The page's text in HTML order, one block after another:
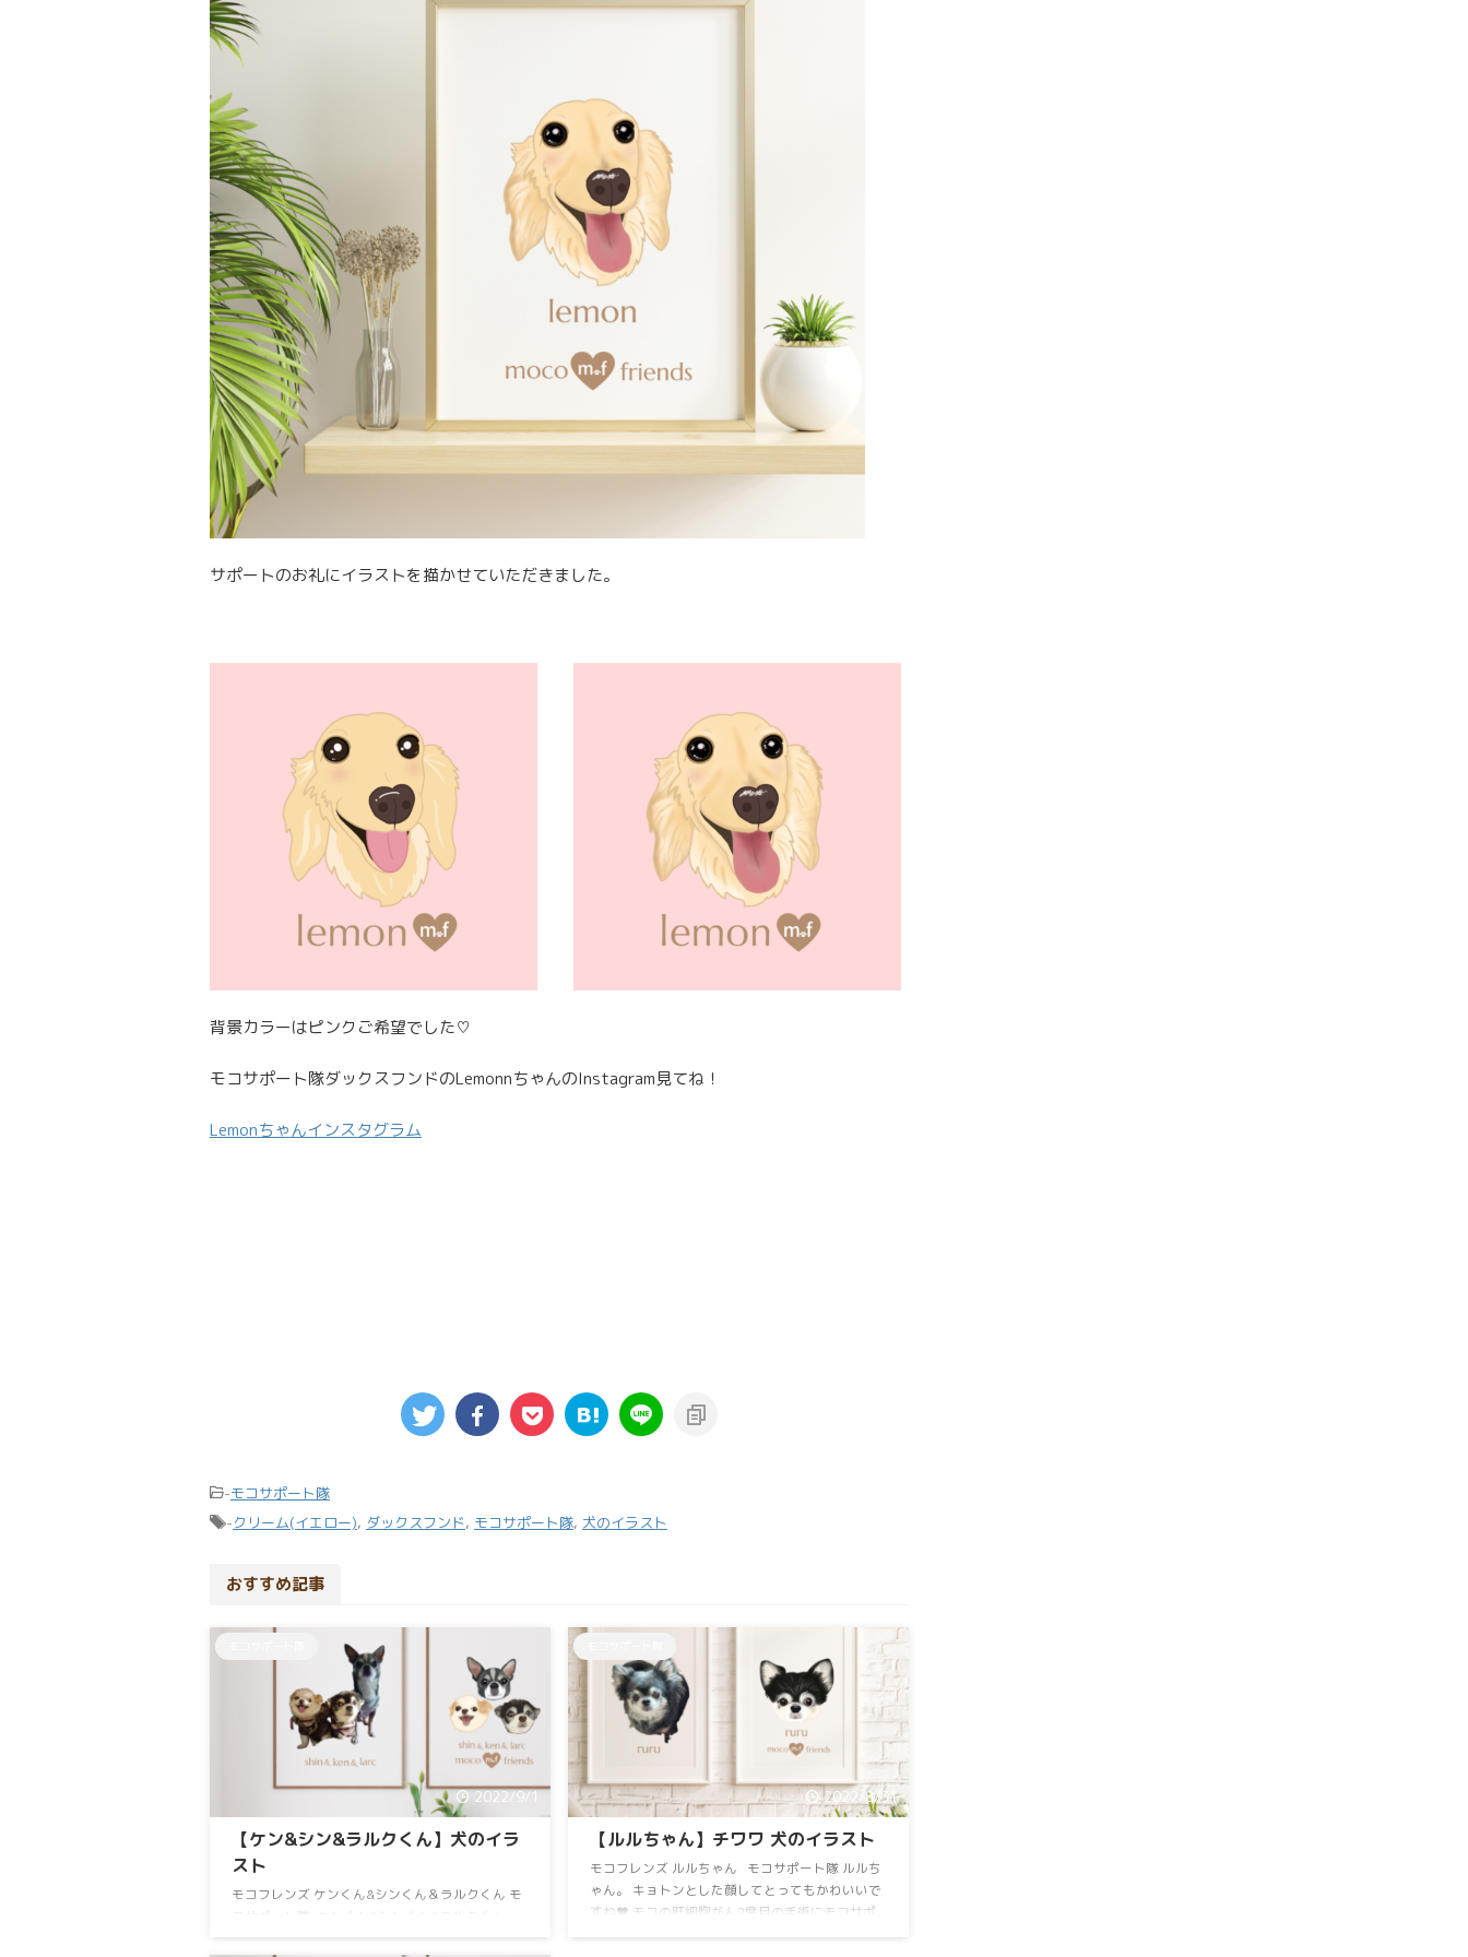
サポートのお礼にイラストを描かせていただきました。
背景カラーはピンクご希望でした♡
モコサポート隊ダックスフンドのLemonnちゃんのInstagram見てね！
Lemonちゃんインスタグラム
-モコサポート隊
-クリーム(イエロー), ダックスフンド, モコサポート隊, 犬のイラスト
おすすめ記事
2022/9/1
【ケン&シン&ラルクくん】犬のイラ
スト
モコフレンズ ケンくん&シンくん＆ラルクくん モ
コサポート隊 ケンくん&シンくん&ラルクくん。
2022/8/31
【ルルちゃん】チワワ 犬のイラスト
モコフレンズ ルルちゃん モコサポート隊 ルルち
ゃん。 キョトンとした顔してとってもかわいいで
すね❤️ モコの肝細胞がん2度目の手術にモコサポ